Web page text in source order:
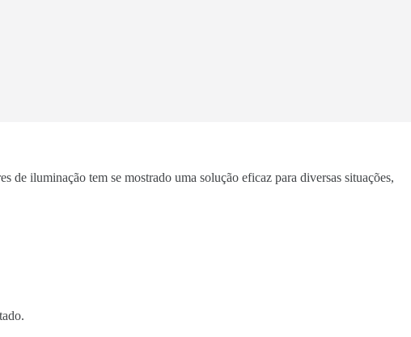
iluminação tem se mostrado uma solução eficaz para diversas situações,